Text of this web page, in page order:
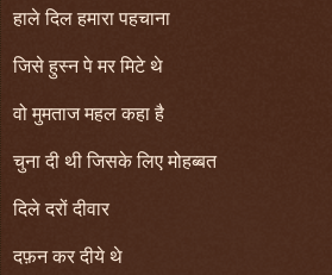
हाले दिल हमारा पहचाना
जिसे हुस्न पे मर मिटे थे
वो मुमताज महल कहा है
चुना दी थी जिसके लिए मोहब्बत
दिले दरों दीवार
दफ़न कर दीये थे